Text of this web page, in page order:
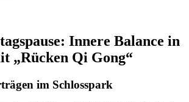
Innere Balance in
„Rücken Qi Gong“
im Schlosspark